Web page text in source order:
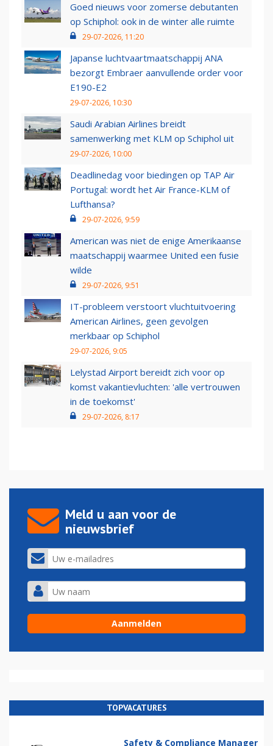
Goed nieuws voor zomerse debutanten
op Schiphol: ook in de winter alle ruimte
29-07-2026, 11:20
Japanse luchtvaartmaatschappij ANA
bezorgt Embraer aanvullende order voor
E190-E2
29-07-2026, 10:30
Saudi Arabian Airlines breidt
samenwerking met KLM op Schiphol uit
29-07-2026, 10:00
Deadlinedag voor biedingen op TAP Air
Portugal: wordt het Air France-KLM of
Lufthansa?
29-07-2026, 9:59
American was niet de enige Amerikaanse
maatschappij waarmee United een fusie
wilde
29-07-2026, 9:51
IT-probleem verstoort vluchtuitvoering
American Airlines, geen gevolgen
merkbaar op Schiphol
29-07-2026, 9:05
Lelystad Airport bereidt zich voor op
komst vakantievluchten: 'alle vertrouwen
in de toekomst'
29-07-2026, 8:17
Meld u aan voor de
nieuwsbrief
TOPVACATURES
Safety & Compliance Manager